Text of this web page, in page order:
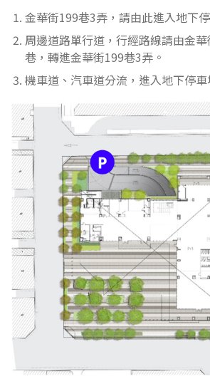
金華街199巷3弄，請由此進入地下
周邊道路單行道，行經路線請由金
巷，轉進金華街199巷3弄。
機車道、汽車道分流，進入地下停車